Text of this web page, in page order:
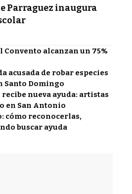
Parraguez inaugura
Convento alcanzan un 75%
acusada de robar especies
Santo Domingo
nueva ayuda: artistas
en San Antonio
cómo reconocerlas,
buscar ayuda